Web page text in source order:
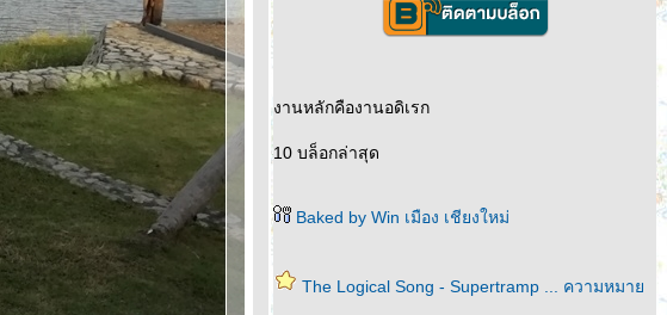
งานหลักคืองานอดิเรก
10 บล็อกล่าสุด
Baked by Win เมือง เชียงใหม่
The Logical Song - Supertramp ... ความหมา